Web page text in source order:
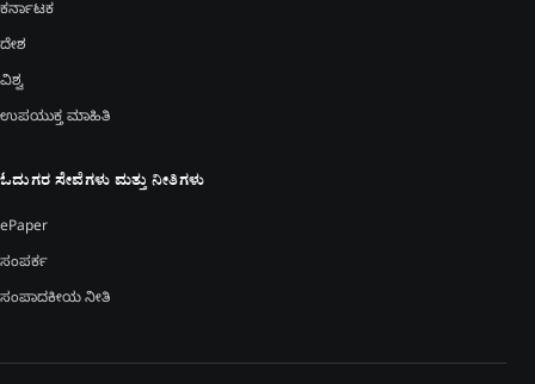
ಕರ್ನಾಟಕ
ದೇಶ
ವಿಶ್ವ
ಉಪಯುಕ್ತ ಮಾಹಿತಿ
ಓದುಗರ ಸೇವೆಗಳು ಮತ್ತು ನೀತಿಗಳು
ePaper
ಸಂಪರ್ಕ
ಸಂಪಾದಕೀಯ ನೀತಿ